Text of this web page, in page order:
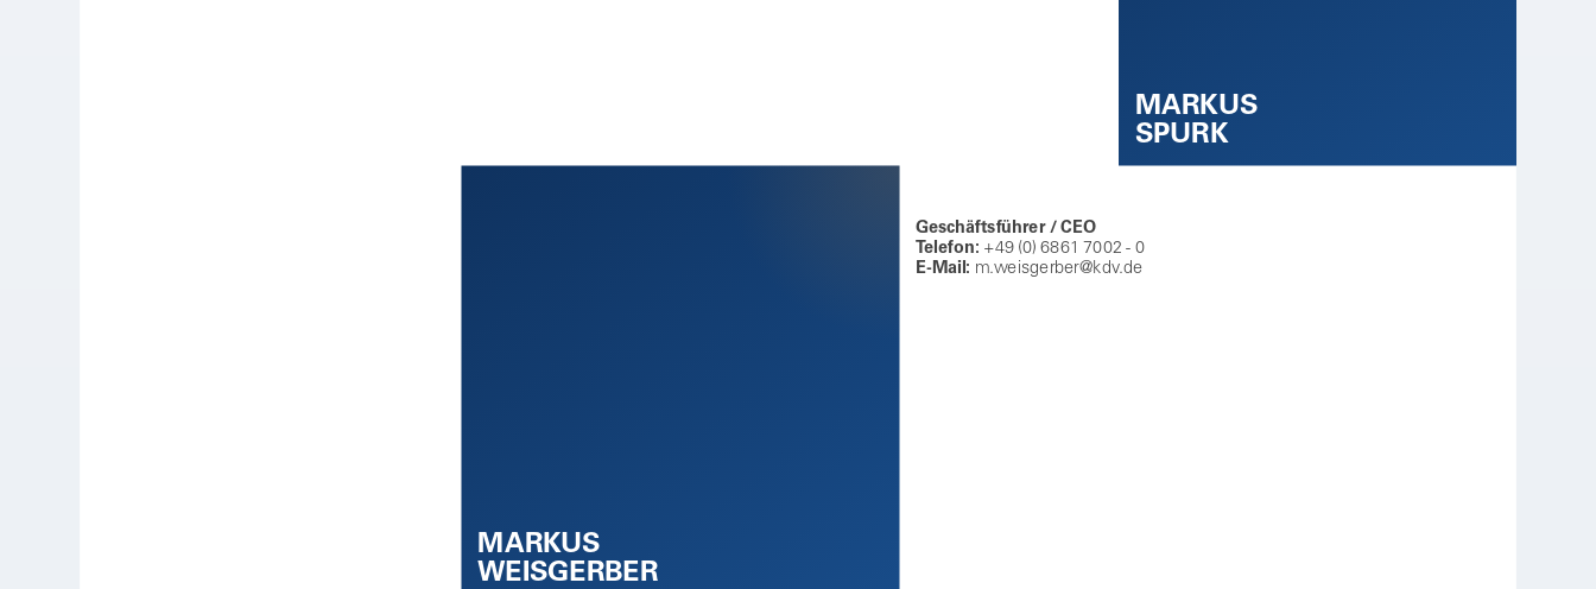
MARKUS
SPURK
MARKUS
WEISGERBER
Geschäftsführer / CEO
Telefon: +49 (0) 6861 7002 - 0
E-Mail: m.weisgerber@kdv.de